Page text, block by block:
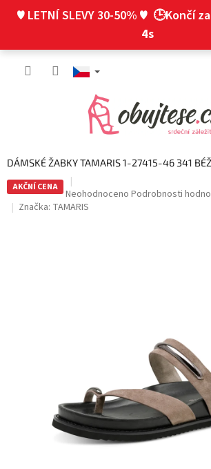
♥ LETNÍ SLEVY 30-50% ♥ 🕒Končí za
3s
DÁMSKÉ ŽABKY TAMARIS 1-27415-46 341
AKČNÍ CENA
Průměrné
hodnocení
Neohodnoceno Podrobnosti
Značka: TAMARIS